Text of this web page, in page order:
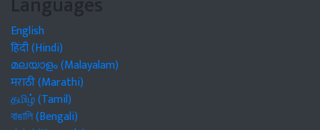
English
हिंदी (Hindi)
മലയാളം (Malayalam)
मराठी (Marathi)
தமிழ் (Tamil)
বাঙালি (Bengali)